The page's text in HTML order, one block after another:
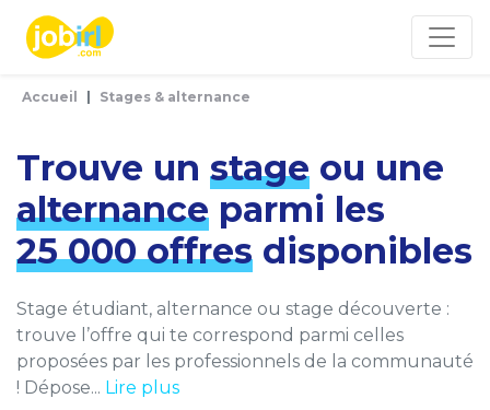
Accueil Stages & alternance
Trouve un stage ou une
alternance parmi les
25 000 offres disponibles
Stage étudiant, alternance ou stage découverte :
trouve l’offre qui te correspond parmi celles
proposées par les professionnels de la communauté
! Dépose... Lire plus
Panneau de gestion des cookies